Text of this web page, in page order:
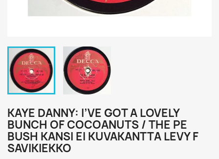
KAYE DANNY: I’VE GOT A LOVELY
BUNCH OF COCOANUTS / THE PE
BUSH KANSI EI KUVAKANTTA LEVY F
SAVIKIEKKO